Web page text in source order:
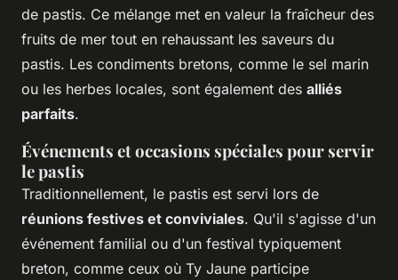
de pastis. Ce mélange met en valeur la fraîcheur des
fruits de mer tout en rehaussant les saveurs du
pastis. Les condiments bretons, comme le sel marin
ou les herbes locales, sont également des alliés
parfaits.
Événements et occasions spéciales pour servir
le pastis
Traditionnellement, le pastis est servi lors de
réunions festives et conviviales. Qu'il s'agisse d'un
événement familial ou d'un festival typiquement
breton, comme ceux où Ty Jaune participe